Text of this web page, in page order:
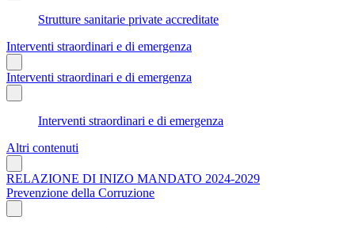
Strutture sanitarie private accreditate
Interventi straordinari e di emergenza
Interventi straordinari e di emergenza
Interventi straordinari e di emergenza
Altri contenuti
RELAZIONE DI INIZO MANDATO 2024-2029
Prevenzione della Corruzione